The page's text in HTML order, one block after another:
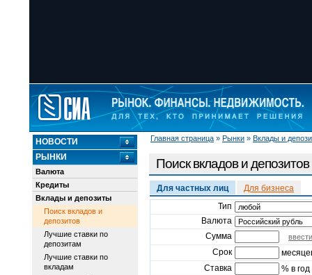
Главная страница » Рынки » Вклады и
НОВОСТИ
РЫНКИ
Валюта
Кредиты
Вклады и депозиты
Поиск вкладов и
депозитов
Лучшие ставки по
депозитам
Лучшие ставки по
вкладам
Поиск вкладов и депозитов
Для частных лиц
Для бизнеса
Тип
Валюта
Сумма
Срок
Ставка
% в год